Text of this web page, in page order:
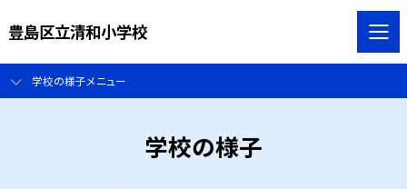
豊島区立清和小学校
学校の様子メニュー
学校の様子